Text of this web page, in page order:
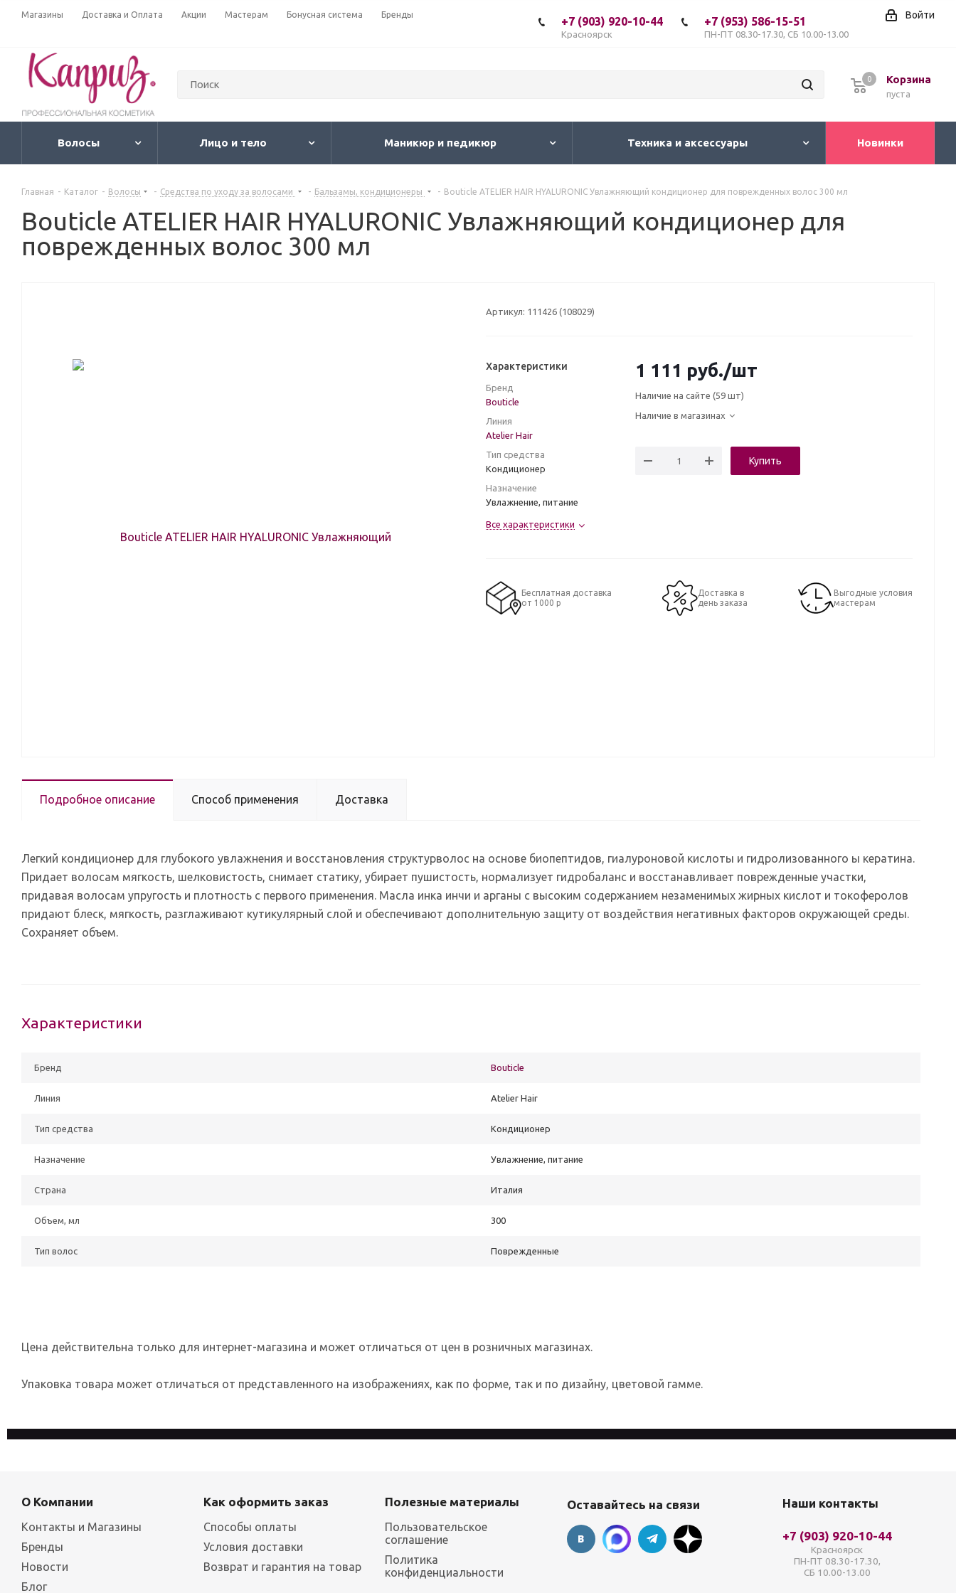
Магазины Доставка и Оплата Акции Мастерам Бонусная система Бренды Войти
+7 (903) 920-10-44
Красноярск
+7 (953) 586-15-51
ПН-ПТ 08.30-17.30, СБ 10.00-13.00
Корзина
пуста
0
Волосы Лицо и тело Маникюр и педикюр Техника и аксессуары Новинки
Главная - Каталог - Волосы - Средства по уходу за волосами - Бальзамы, кондиционеры - Bouticle ATELIER HAIR HYALURONIC Увлажняющий кондиционер для поврежденных волос 300 мл
Bouticle ATELIER HAIR HYALURONIC Увлажняющий кондиционер для
поврежденных волос 300 мл
Артикул: 111426 (108029)
Характеристики
Бренд
Bouticle
Линия
Atelier Hair
Тип средства
Кондиционер
Назначение
Увлажнение, питание
Все характеристики
1 111 руб./шт
Наличие на сайте (59 шт)
Наличие в магазинах
Купить
Бесплатная доставка
от 1000 р
Доставка в
день заказа
Выгодные условия
мастерам
Подробное описание Способ применения Доставка
Легкий кондиционер для глубокого увлажнения и восстановления структурволос на основе биопептидов, гиалуроновой кислоты и гидролизованного ы кератина.
Придает волосам мягкость, шелковистость, снимает статику, убирает пушистость, нормализует гидробаланс и восстанавливает поврежденные участки,
придавая волосам упругость и плотность с первого применения. Масла инка инчи и арганы с высоким содержанием незаменимых жирных кислот и токоферолов
придают блеск, мягкость, разглаживают кутикулярный слой и обеспечивают дополнительную защиту от воздействия негативных факторов окружающей среды.
Сохраняет объем.
Характеристики
Бренд Bouticle
Линия Atelier Hair
Тип средства Кондиционер
Назначение Увлажнение, питание
Страна Италия
Объем, мл 300
Тип волос Поврежденные
Цена действительна только для интернет-магазина и может отличаться от цен в розничных магазинах.
Упаковка товара может отличаться от представленного на изображениях, как по форме, так и по дизайну, цветовой гамме.
О Компании
Контакты и Магазины
Бренды
Новости
Блог
Как оформить заказ
Способы оплаты
Условия доставки
Возврат и гарантия на товар
Полезные материалы
Пользовательское
соглашение
Политика
конфиденциальности
Оставайтесь на связи Наши контакты
+7 (903) 920-10-44
Красноярск
ПН-ПТ 08.30-17.30,
СБ 10.00-13.00